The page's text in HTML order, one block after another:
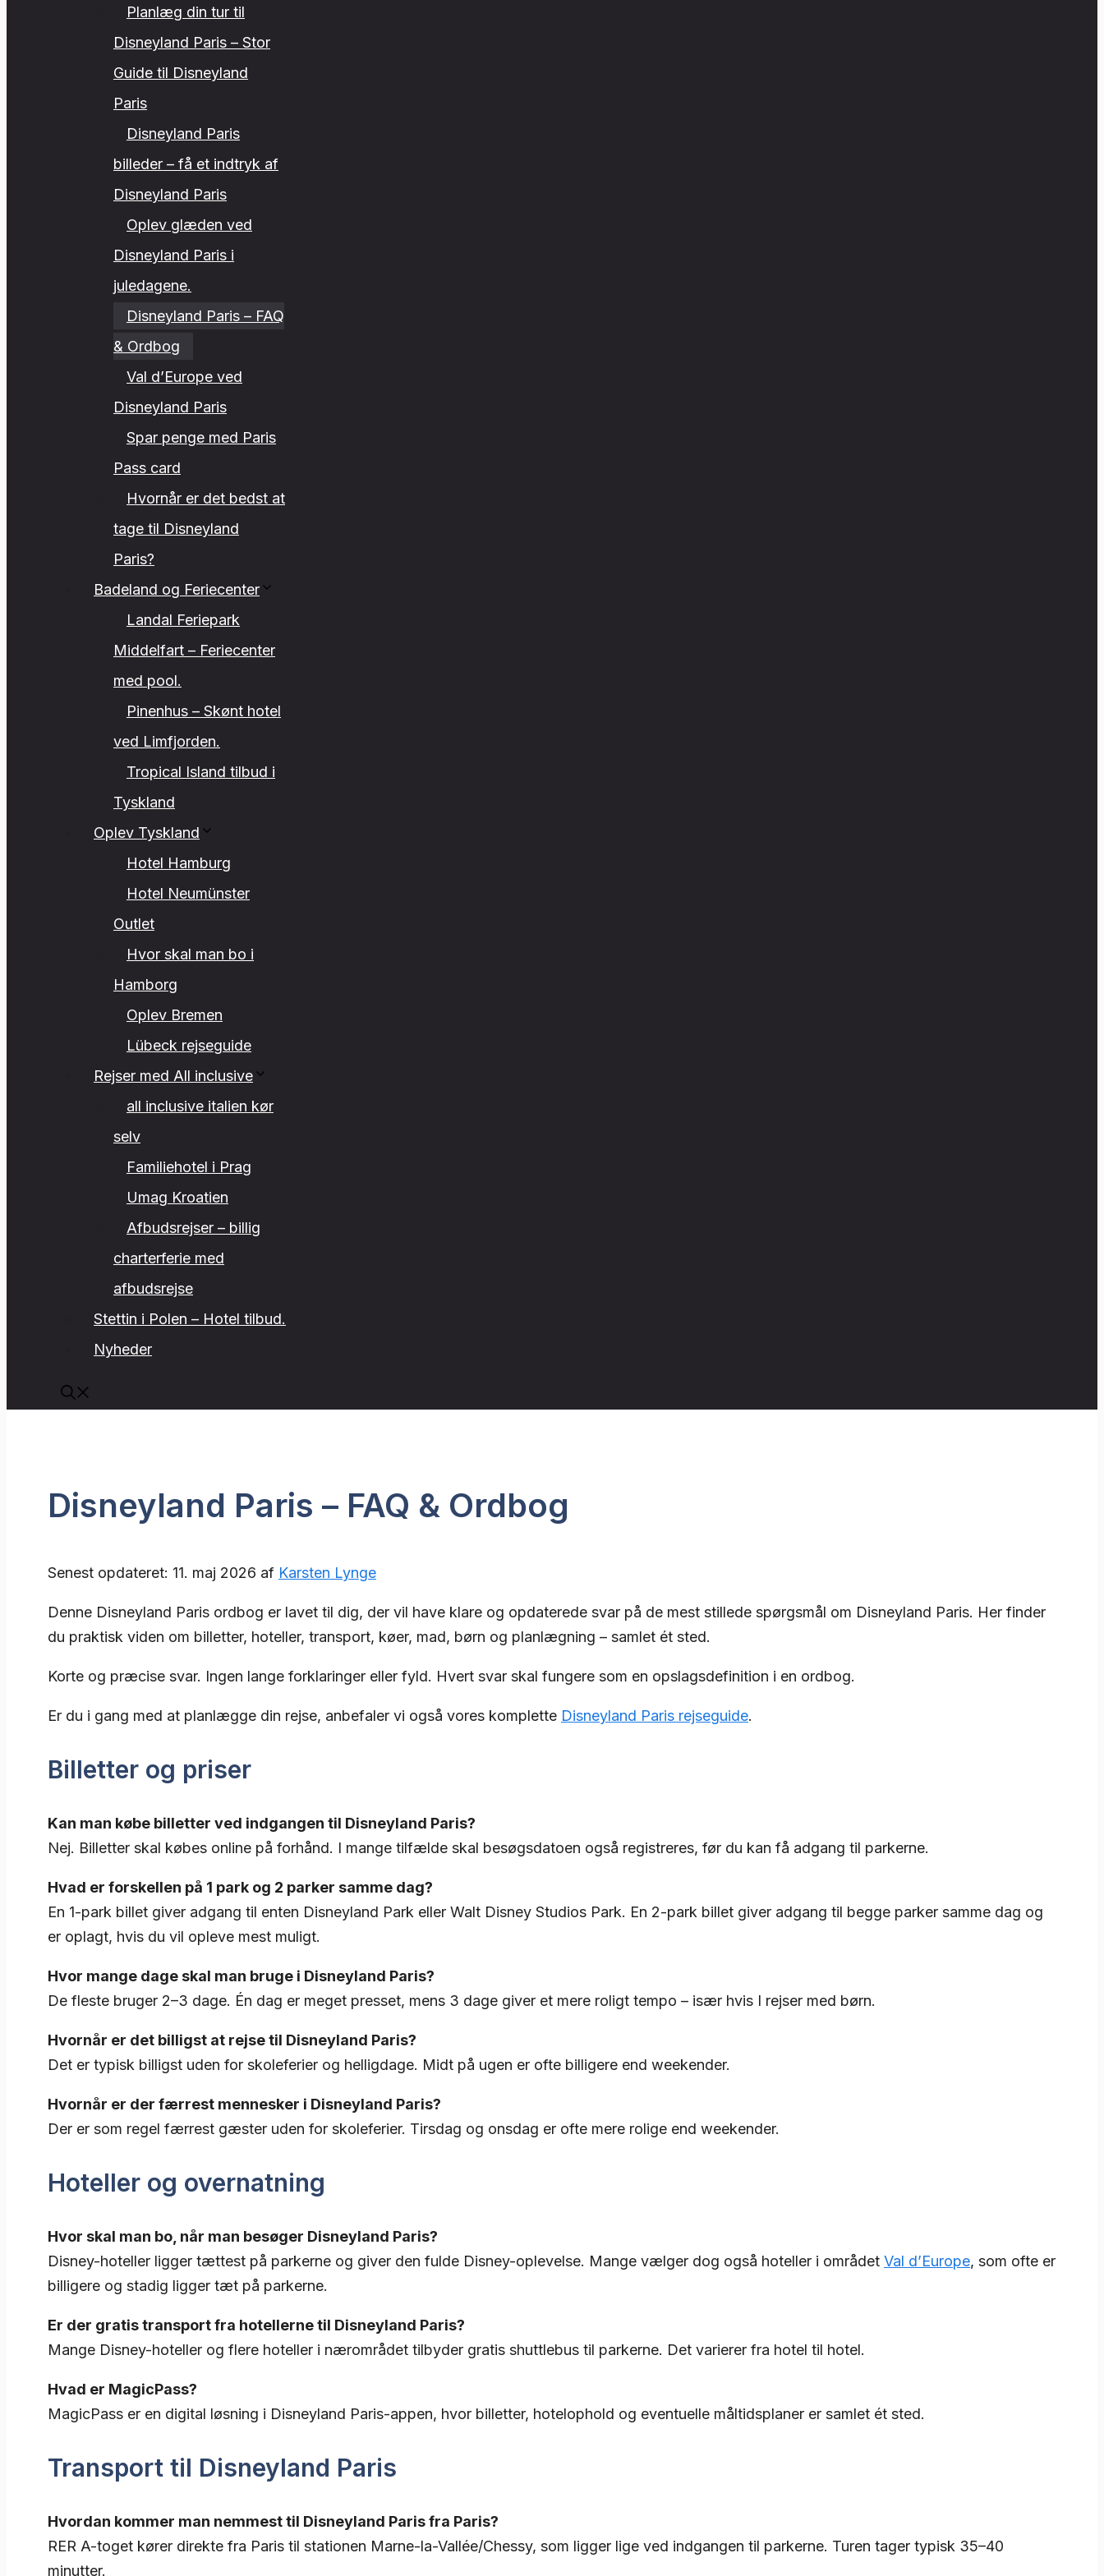
Planlæg din tur til
Disneyland Paris – Stor
Guide til Disneyland
Paris
Disneyland Paris
billeder – få et indtryk af
Disneyland Paris
Oplev glæden ved
Disneyland Paris i
juledagene.
Disneyland Paris – FAQ
& Ordbog
Val d’Europe ved
Disneyland Paris
Spar penge med Paris
Pass card
Hvornår er det bedst at
tage til Disneyland
Paris?
Badeland og Feriecenter
Landal Feriepark
Middelfart – Feriecenter
med pool.
Pinenhus – Skønt hotel
ved Limfjorden.
Tropical Island tilbud i
Tyskland
Oplev Tyskland
Hotel Hamburg
Hotel Neumünster
Outlet
Hvor skal man bo i
Hamborg
Oplev Bremen
Lübeck rejseguide
Rejser med All inclusive
all inclusive italien kør
selv
Familiehotel i Prag
Umag Kroatien
Afbudsrejser – billig
charterferie med
afbudsrejse
Stettin i Polen – Hotel tilbud.
Nyheder
Disneyland Paris – FAQ & Ordbog
Senest opdateret: 11. maj 2026 af Karsten Lynge
Denne Disneyland Paris ordbog er lavet til dig, der vil have klare og opdaterede svar på de mest stillede spørgsmål om Disneyland Paris. Her finder
du praktisk viden om billetter, hoteller, transport, køer, mad, børn og planlægning – samlet ét sted.
Korte og præcise svar. Ingen lange forklaringer eller fyld. Hvert svar skal fungere som en opslagsdefinition i en ordbog.
Er du i gang med at planlægge din rejse, anbefaler vi også vores komplette Disneyland Paris rejseguide.
Billetter og priser
Kan man købe billetter ved indgangen til Disneyland Paris?
Nej. Billetter skal købes online på forhånd. I mange tilfælde skal besøgsdatoen også registreres, før du kan få adgang til parkerne.
Hvad er forskellen på 1 park og 2 parker samme dag?
En 1-park billet giver adgang til enten Disneyland Park eller Walt Disney Studios Park. En 2-park billet giver adgang til begge parker samme dag og
er oplagt, hvis du vil opleve mest muligt.
Hvor mange dage skal man bruge i Disneyland Paris?
De fleste bruger 2–3 dage. Én dag er meget presset, mens 3 dage giver et mere roligt tempo – især hvis I rejser med børn.
Hvornår er det billigst at rejse til Disneyland Paris?
Det er typisk billigst uden for skoleferier og helligdage. Midt på ugen er ofte billigere end weekender.
Hvornår er der færrest mennesker i Disneyland Paris?
Der er som regel færrest gæster uden for skoleferier. Tirsdag og onsdag er ofte mere rolige end weekender.
Hoteller og overnatning
Hvor skal man bo, når man besøger Disneyland Paris?
Disney-hoteller ligger tættest på parkerne og giver den fulde Disney-oplevelse. Mange vælger dog også hoteller i området Val d’Europe, som ofte er
billigere og stadig ligger tæt på parkerne.
Er der gratis transport fra hotellerne til Disneyland Paris?
Mange Disney-hoteller og flere hoteller i nærområdet tilbyder gratis shuttlebus til parkerne. Det varierer fra hotel til hotel.
Hvad er MagicPass?
MagicPass er en digital løsning i Disneyland Paris-appen, hvor billetter, hotelophold og eventuelle måltidsplaner er samlet ét sted.
Transport til Disneyland Paris
Hvordan kommer man nemmest til Disneyland Paris fra Paris?
RER A-toget kører direkte fra Paris til stationen Marne-la-Vallée/Chessy, som ligger lige ved indgangen til parkerne. Turen tager typisk 35–40
minutter.